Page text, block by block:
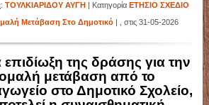
ΤΟΥΛΚΙΑΡΙΔΟΥ ΑΥΓΗ | ΚατηγορίαΕΤΗΣΙΟ ΣΧΕΔΙΟ
Μετάβαση Στο Δημοτικό | , στις 31-05-2026
επιδίωξη της δράσης για την
μετάβαση από το
στο Δημοτικό Σχολείο,